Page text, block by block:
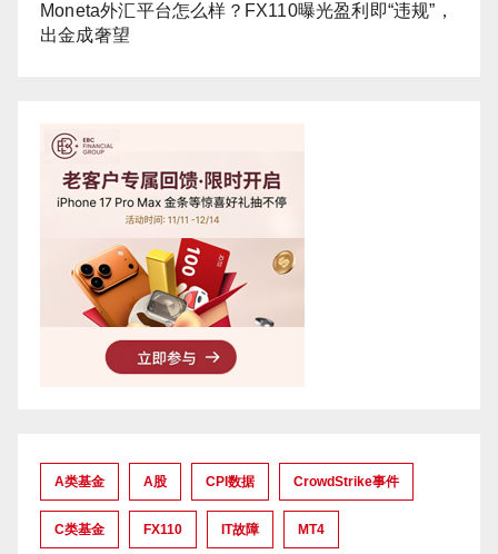
Moneta外汇平台怎么样？FX110曝光盈利即“违规”，
出金成奢望
A类基金 A股 CPI数据 CrowdStrike事件
C类基金 FX110 IT故障 MT4